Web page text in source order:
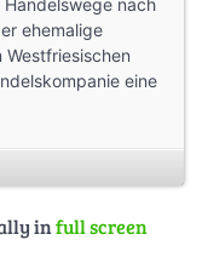
ehemalige
eine
auf Pixabay
infull screen